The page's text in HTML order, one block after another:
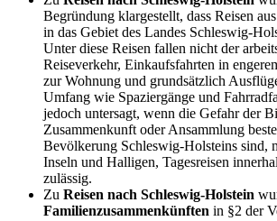
Begründung klargestellt, dass Reisen
in das Gebiet des Landes Schleswig-
Unter diese Reisen fallen nicht der
Reiseverkehr, Einkaufsfahrten in
zur Wohnung und grundsätzlich
Umfang wie Spaziergänge und
jedoch untersagt, wenn die Gefahr der
Zusammenkunft oder Ansammlung
Bevölkerung Schleswig-Holsteins sind,
Inseln und Halligen, Tagesreisen
zulässig.
Zu Reisen nach Schleswig-Holstein
Familienzusammenkünften in §2 der